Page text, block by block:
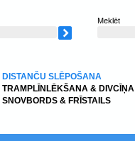
Meklēt
DISTANČU SLĒPOŠANA
TRAMPLĪNLĒKŠANA & DIVCĪŅA
SNOVBORDS & FRĪSTAILS